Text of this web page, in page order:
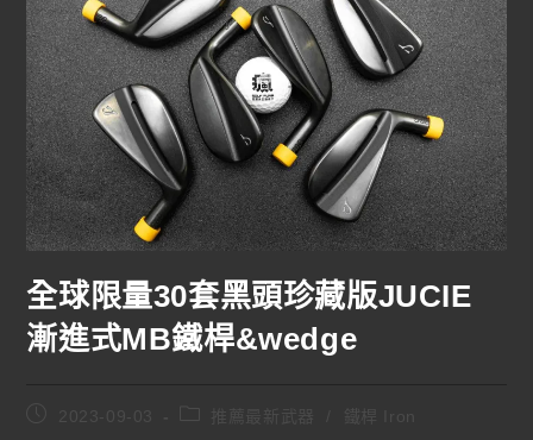
全球限量30套黑頭珍藏版JUCIE
漸進式MB鐵桿&wedge
2023-09-03 鐵桿 Iron